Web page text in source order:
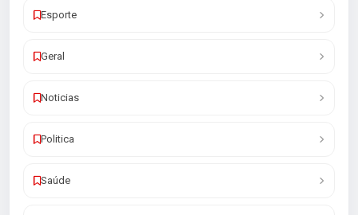
Esporte
Geral
Noticias
Politica
Saúde